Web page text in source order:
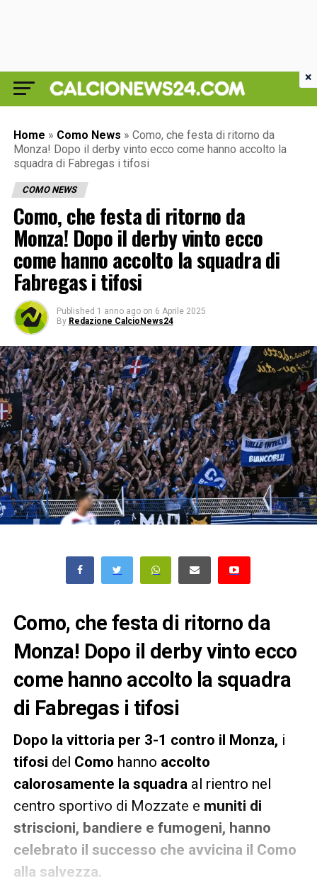
Home » Como News » Como, che festa di ritorno da
Monza! Dopo il derby vinto ecco come hanno accolto la
squadra di Fabregas i tifosi
COMO NEWS
Como, che festa di ritorno da
Monza! Dopo il derby vinto ecco
come hanno accolto la squadra di
Fabregas i tifosi
Published 1 anno ago on 6 Aprile 2025
By Redazione CalcioNews24
Como, che festa di ritorno da
Monza! Dopo il derby vinto ecco
come hanno accolto la squadra
di Fabregas i tifosi
Dopo la vittoria per 3-1 contro il Monza, i
tifosi del Como hanno accolto
calorosamente la squadra al rientro nel
centro sportivo di Mozzate e muniti di
striscioni, bandiere e fumogeni, hanno
celebrato il successo che avvicina il Como
alla salvezza.
×